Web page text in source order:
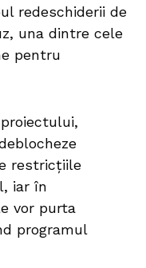
redeschiderii de
una dintre cele
pentru
restricțiile
iar în
vor purta
programul